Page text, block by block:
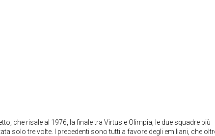
che risale al 1976, la finale tra Virtus e Olimpia, le due squadre più
solo tre volte. I precedenti sono tutti a favore degli emiliani, che